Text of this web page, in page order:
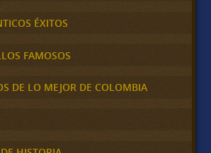
ÉXITOS
FAMOSOS
DE LO MEJOR DE COLOMBIA